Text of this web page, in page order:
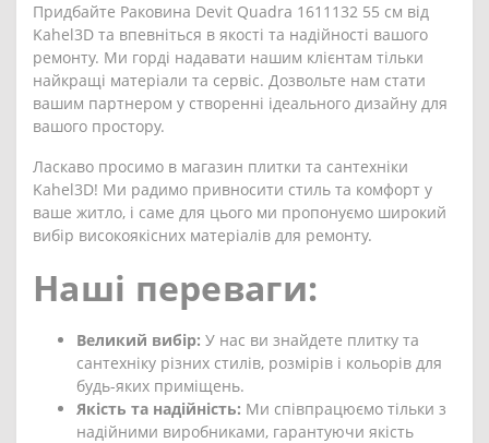
Придбайте Раковина Devit Quadra 1611132 55 см від
Kahel3D та впевніться в якості та надійності вашого
ремонту. Ми горді надавати нашим клієнтам тільки
найкращі матеріали та сервіс. Дозвольте нам стати
вашим партнером у створенні ідеального дизайну для
вашого простору.
Ласкаво просимо в магазин плитки та сантехніки
Kahel3D! Ми радимо привносити стиль та комфорт у
ваше житло, і саме для цього ми пропонуємо широкий
вибір високоякісних матеріалів для ремонту.
Наші переваги:
Великий вибір: У нас ви знайдете плитку та
сантехніку різних стилів, розмірів і кольорів для
будь-яких приміщень.
Якість та надійність: Ми співпрацюємо тільки з
надійними виробниками, гарантуючи якість